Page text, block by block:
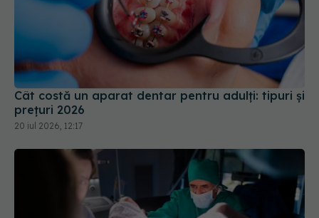
Cât costă un aparat dentar pentru adulți: tipuri și
prețuri 2026
20 iul 2026, 12:17